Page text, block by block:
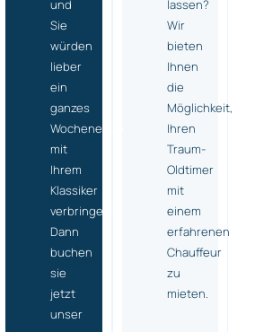
und
Sie
würden
lieber
ein
ganzes
Wochenende
mit
Ihrem
Klassiker
verbringen?
Dann
buchen
sie
jetzt
unser
lassen?
Wir
bieten
Ihnen
die
Möglichkeit,
Ihren
Traum-
Oldtimer
mit
einem
erfahrenen
Chauffeur
zu
mieten.